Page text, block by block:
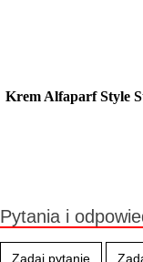
Krem Alfaparf Style
Pytania i
Zadaj pytanie